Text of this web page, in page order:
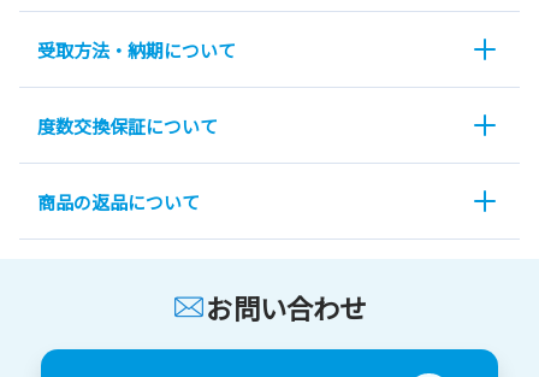
受取方法・納期について
度数交換保証について
商品の返品について
お問い合わせ